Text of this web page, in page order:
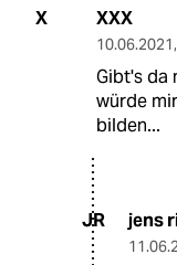
X XXX
10.06.2021,
Gibt's da
würde
bilden...
JR jens